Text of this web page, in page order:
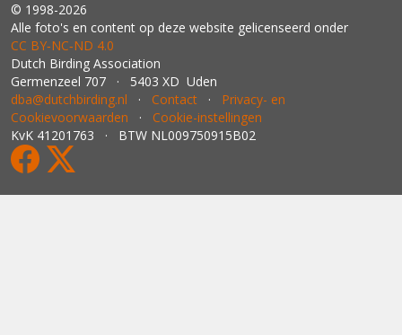
© 1998-2026
Alle foto's en content op deze website gelicenseerd onder
CC BY‑NC‑ND 4.0
Dutch Birding Association
Germenzeel 707 · 5403 XD Uden
dba@dutchbirding.nl · Contact · Privacy- en
Cookievoorwaarden · Cookie-instellingen
KvK 41201763 · BTW NL009750915B02